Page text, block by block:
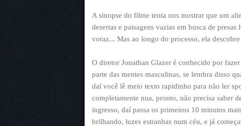
A sinopse do filme tenta nos mostrar que um
desertas e paisagens vazias em busca de
voraz... Mas ao longo do processo, ela
O diretor Jonathan Glazer é conhecido por
parte das mentes masculinas, se lembra disso
daí você lê meio texto rapidinho para não ler
completamente nua, pronto, não precisa saber
ingresso, daí passa os primeiros 10 minutos
brilhando, luzes estranhas num céu, e já